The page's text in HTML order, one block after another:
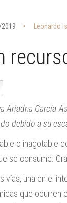
Leonardo
Ariadna García-
debido a su
o inagotable
se consume.
vías, una en el
que ocurren